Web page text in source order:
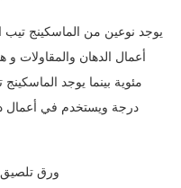
يوجد نوعين من الماسكينج تيب
درجة ويستخدم في أعمال
ورق تلصيق